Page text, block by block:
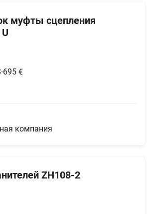
муфты сцепления
·695 €
компания
ZH108-2